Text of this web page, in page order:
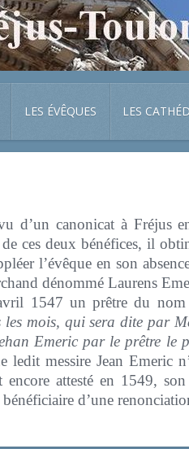
LES ÉVÊQUES LES
d’un canonicat à Fréjus
ces deux bénéfices, il
l’évêque en son
dénommé Laurens
1547 un prêtre du
mois, qui sera dite par
Emeric par le prêtre
ledit messire Jean
attesté en 1549,
d’une